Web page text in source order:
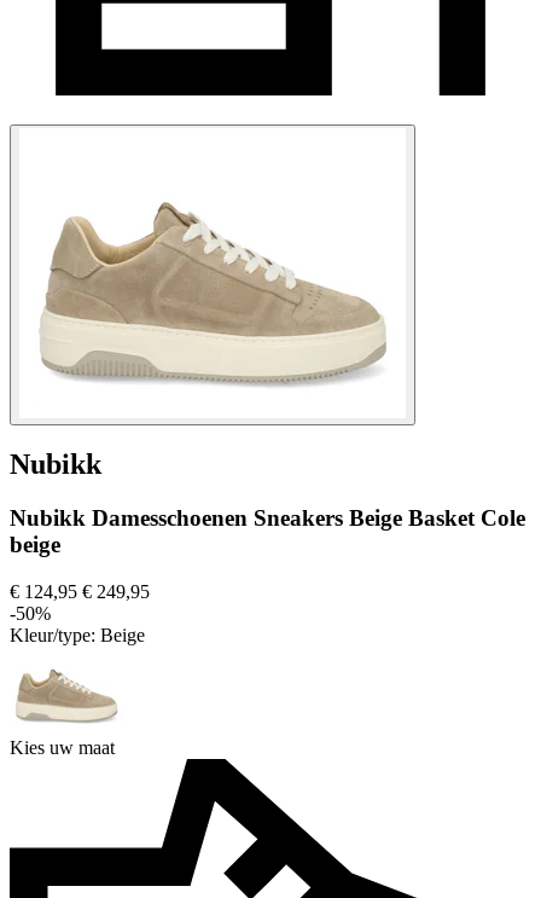
Nubikk
Nubikk Damesschoenen Sneakers Beige Basket Cole
beige
€ 124,95 € 249,95
-50%
Kleur/type: Beige
Kies uw maat